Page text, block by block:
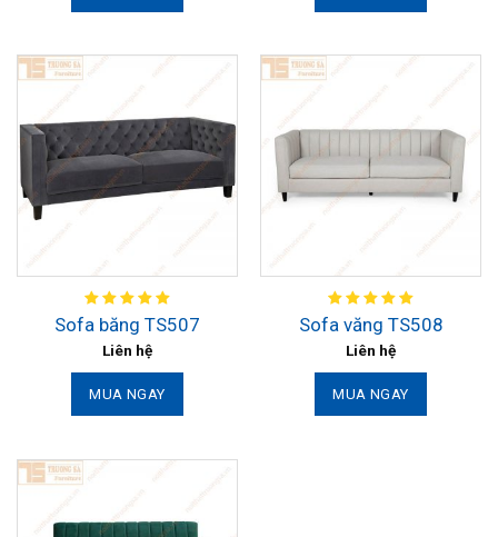
Sofa băng TS507
Liên hệ
MUA NGAY
Sofa văng TS508
Liên hệ
MUA NGAY